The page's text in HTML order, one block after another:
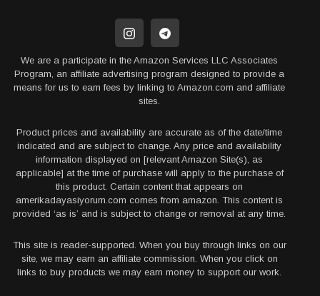
We are a participate in the Amazon Services LLC Associates
Program, an affiliate advertising program designed to provide a
means for us to earn fees by linking to Amazon.com and affiliate
sites.
Product prices and availability are accurate as of the date/time
indicated and are subject to change. Any price and availability
information displayed on [relevant Amazon Site(s), as
applicable] at the time of purchase will apply to the purchase of
this product. Certain content that appears on
amerikadayasiyorum.com comes from amazon. This content is
provided ‘as is’ and is subject to change or removal at any time.
This site is reader-supported. When you buy through links on our
site, we may earn an affiliate commission. When you click on
links to buy products we may earn money to support our work.